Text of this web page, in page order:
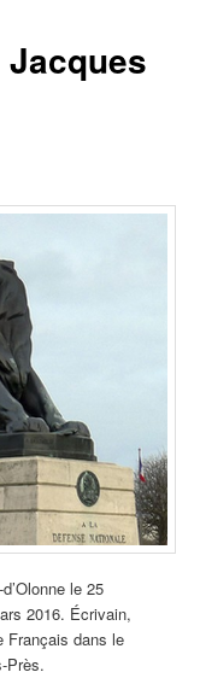
le 25
2016. Écrivain,
Français dans le
Près.